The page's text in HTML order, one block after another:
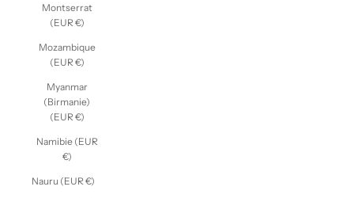
Montserrat
(EUR €)
Mozambique
(EUR €)
Myanmar
(Birmanie)
(EUR €)
Namibie (EUR
€)
Nauru (EUR €)